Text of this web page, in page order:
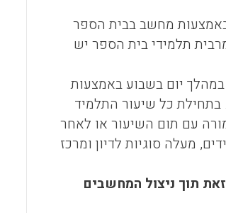
מחשב בבית הספר
תלמידי בית הספר יש
במהלך יום בשבוע באמצעות
כל שיעור התלמיד
עם תום השיעור או לאחר
מעלה סוגיות לדיון ומרכז
תוך ניצול המחשבים